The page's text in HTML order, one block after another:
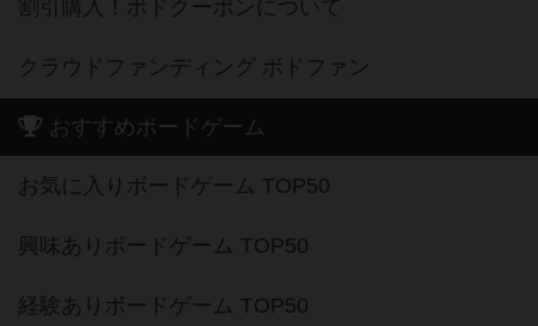
割引購入！ボドクーポンについて
クラウドファンディング ボドファン
おすすめボードゲーム
お気に入りボードゲーム TOP50
興味ありボードゲーム TOP50
経験ありボードゲーム TOP50